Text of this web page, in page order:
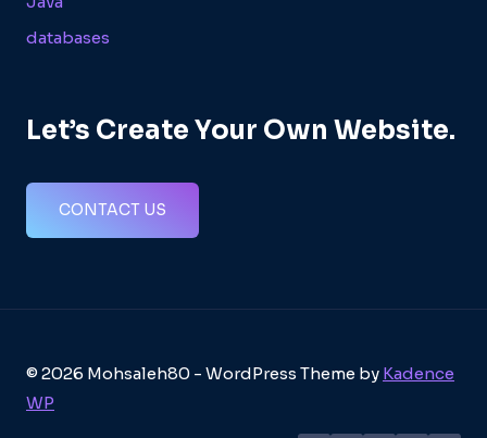
databases
Let’s Create Your Own Website.
CONTACT US
© 2026 Mohsaleh80 - WordPress Theme by Kadence
WP